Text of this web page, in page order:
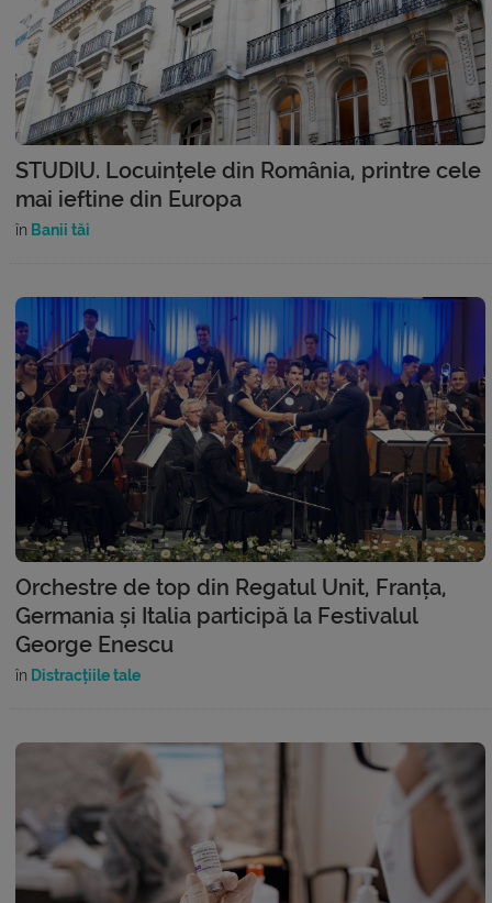
STUDIU. Locuințele din România, printre cele
mai ieftine din Europa
în Banii tăi
Orchestre de top din Regatul Unit, Franța,
Germania și Italia participă la Festivalul
George Enescu
în Distracțiile tale